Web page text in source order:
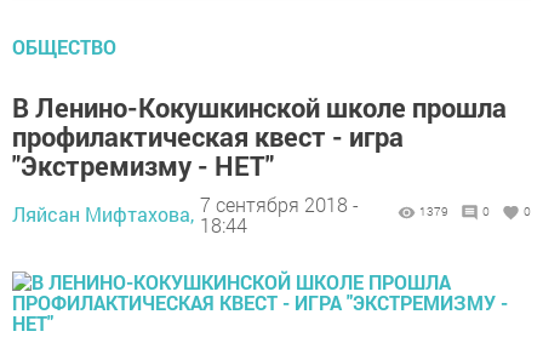
ОБЩЕСТВО
В Ленино-Кокушкинской школе прошла
профилактическая квест - игра
"Экстремизму - НЕТ"
Ляйсан Мифтахова, 7 сентября 2018 -
18:44
1379 0 0